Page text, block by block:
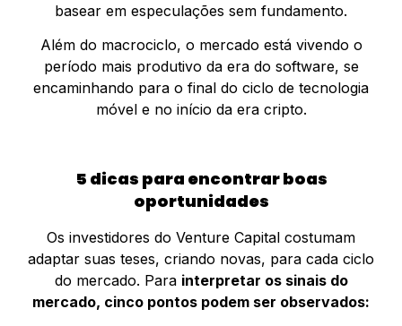
basear em especulações sem fundamento.
Além do macrociclo, o mercado está vivendo o
período mais produtivo da era do software, se
encaminhando para o final do ciclo de tecnologia
móvel e no início da era cripto.
5 dicas para encontrar boas
oportunidades
Os investidores do Venture Capital costumam
adaptar suas teses, criando novas, para cada ciclo
do mercado. Para interpretar os sinais do
mercado, cinco pontos podem ser observados: